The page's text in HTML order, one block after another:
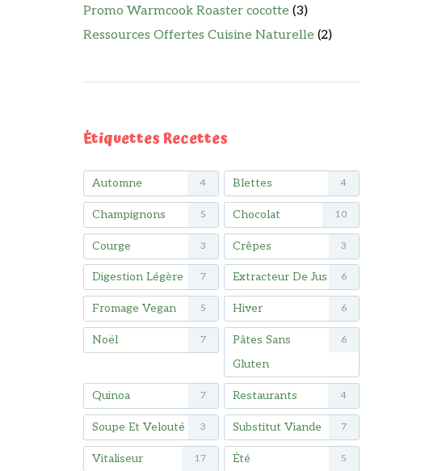
Promo Warmcook Roaster cocotte (3)
Ressources Offertes Cuisine Naturelle (2)
Étiquettes Recettes
Automne 4 Blettes 4
Champignons 5 Chocolat 10
Courge 3 Crêpes 3
Digestion Légère 7 Extracteur De Jus 6
Fromage Vegan 5 Hiver 6
Noël 7
Pâtes Sans
Gluten
6
Quinoa 7 Restaurants 4
Soupe Et Velouté 3 Substitut Viande 7
Vitaliseur 17 Été 5